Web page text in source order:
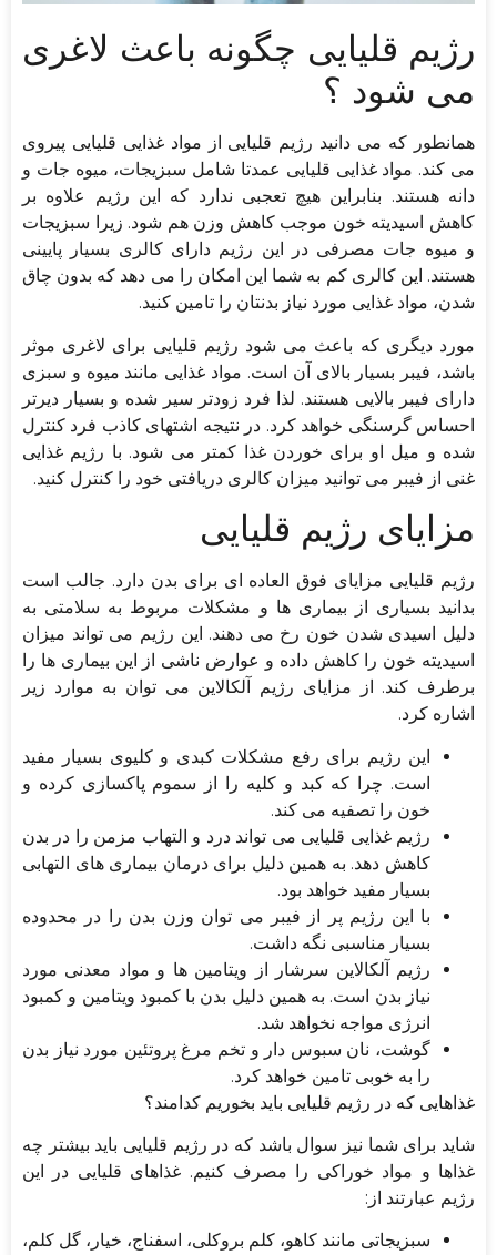
رژیم قلیایی چگونه باعث لاغری
می شود ؟
همانطور که می دانید رژیم قلیایی از مواد غذایی قلیایی پیروی
می کند. مواد غذایی قلیایی عمدتا شامل سبزیجات، میوه جات و
دانه هستند. بنابراین هیچ تعجبی ندارد که این رژیم علاوه بر
کاهش اسیدیته خون موجب کاهش وزن هم شود. زیرا سبزیجات
و میوه جات مصرفی در این رژیم دارای کالری بسیار پایینی
هستند. این کالری کم به شما این امکان را می دهد که بدون چاق
شدن، مواد غذایی مورد نیاز بدنتان را تامین کنید.
مورد دیگری که باعث می شود رژیم قلیایی برای لاغری موثر
باشد، فیبر بسیار بالای آن است. مواد غذایی مانند میوه و سبزی
دارای فیبر بالایی هستند. لذا فرد زودتر سیر شده و بسیار دیرتر
احساس گرسنگی خواهد کرد. در نتیجه اشتهای کاذب فرد کنترل
شده و میل او برای خوردن غذا کمتر می شود. با رژیم غذایی
غنی از فیبر می توانید میزان کالری دریافتی خود را کنترل کنید.
مزایای رژیم قلیایی
رژیم قلیایی مزایای فوق العاده ای برای بدن دارد. جالب است
بدانید بسیاری از بیماری ها و مشکلات مربوط به سلامتی به
دلیل اسیدی شدن خون رخ می دهند. این رژیم می تواند میزان
اسیدیته خون را کاهش داده و عوارض ناشی از این بیماری ها را
برطرف کند. از مزایای رژیم آلکالاین می توان به موارد زیر
اشاره کرد.
این رژیم برای رفع مشکلات کبدی و کلیوی بسیار مفید
است. چرا که کبد و کلیه را از سموم پاکسازی کرده و
خون را تصفیه می کند.
رژیم غذایی قلیایی می تواند درد و التهاب مزمن را در بدن
کاهش دهد. به همین دلیل برای درمان بیماری های التهابی
بسیار مفید خواهد بود.
با این رژیم پر از فیبر می توان وزن بدن را در محدوده
بسیار مناسبی نگه داشت.
رژیم آلکالاین سرشار از ویتامین ها و مواد معدنی مورد
نیاز بدن است. به همین دلیل بدن با کمبود ویتامین و کمبود
انرژی مواجه نخواهد شد.
گوشت، نان سبوس دار و تخم مرغ پروتئین مورد نیاز بدن
را به خوبی تامین خواهد کرد.
غذاهایی که در رژیم قلیایی باید بخوریم کدامند؟
شاید برای شما نیز سوال باشد که در رژیم قلیایی باید بیشتر چه
غذاها و مواد خوراکی را مصرف کنیم. غذاهای قلیایی در این
رژیم عبارتند از:
سبزیجاتی مانند کاهو، کلم بروکلی، اسفناج، خیار، گل کلم،